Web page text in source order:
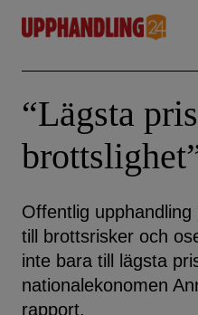
content
“Lägsta
Offentlig
till brottsrisker och
inte bara till lägsta
nationalekonomen
rapport.